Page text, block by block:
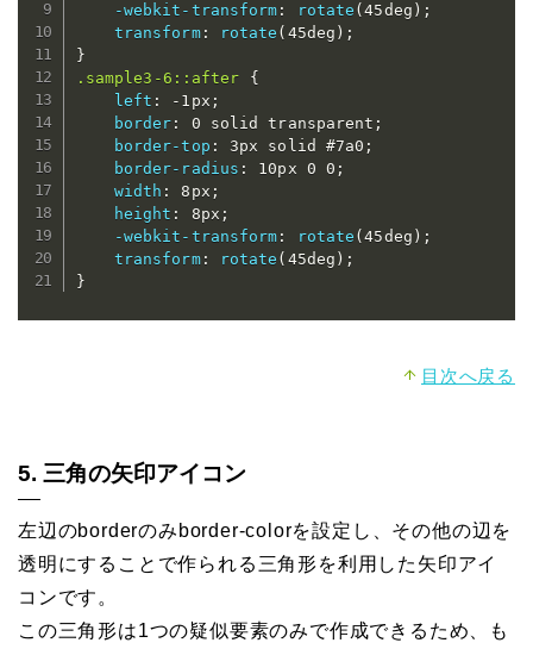
-webkit-transform : rotate (45deg ) ;
transform: rotate ( 45deg ) ;
}
.sample3-6::after
{
left : -1px ;
border : 0 solid transparent ;
border-top : 3px solid #7a0 ;
border-radius : 10px 0 0 ;
width : 8px ;
height : 8px ;
-webkit-transform : rotate (45deg ) ;
transform: rotate ( 45deg ) ;
}
目次へ戻る
5. 三角の矢印アイコン
左辺のborderのみborder-colorを設定し、その他の辺を
透明にすることで作られる三角形を利用した矢印アイ
コンです。
この三角形は1つの疑似要素のみで作成できるため、も